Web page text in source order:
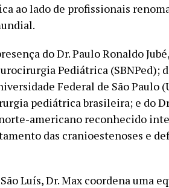
ao lado de profissionais
do Dr. Paulo Ronaldo
Pediátrica (SBNPed);
Federal de São Paulo
pediátrica brasileira; e do
americano reconhecido
das cranioestenoses e
Luís, Dr. Max coordena uma